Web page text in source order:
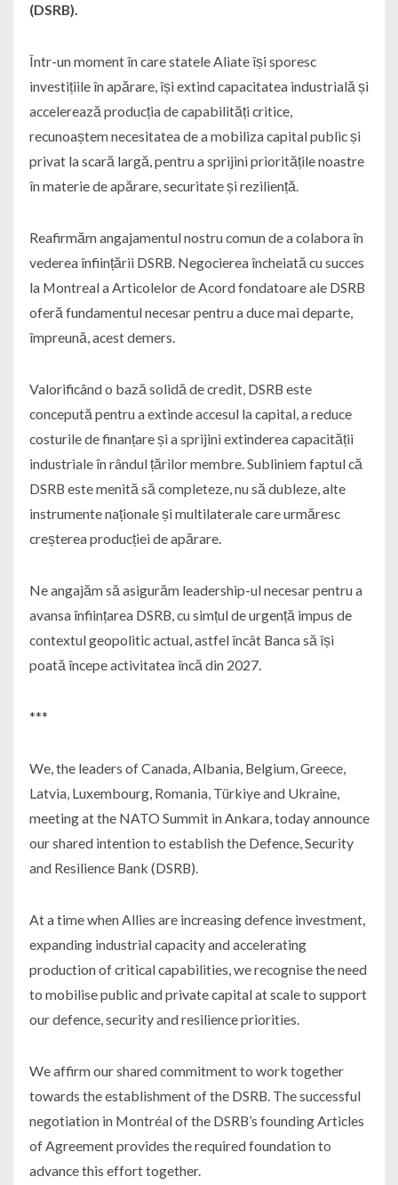
(DSRB).
Într-un moment în care statele Aliate își sporesc
investițiile în apărare, își extind capacitatea industrială și
accelerează producția de capabilități critice,
recunoaștem necesitatea de a mobiliza capital public și
privat la scară largă, pentru a sprijini prioritățile noastre
în materie de apărare, securitate și reziliență.
Reafirmăm angajamentul nostru comun de a colabora în
vederea înființării DSRB. Negocierea încheiată cu succes
la Montreal a Articolelor de Acord fondatoare ale DSRB
oferă fundamentul necesar pentru a duce mai departe,
împreună, acest demers.
Valorificând o bază solidă de credit, DSRB este
concepută pentru a extinde accesul la capital, a reduce
costurile de finanțare și a sprijini extinderea capacității
industriale în rândul țărilor membre. Subliniem faptul că
DSRB este menită să completeze, nu să dubleze, alte
instrumente naționale și multilaterale care urmăresc
creșterea producției de apărare.
Ne angajăm să asigurăm leadership-ul necesar pentru a
avansa înființarea DSRB, cu simțul de urgență impus de
contextul geopolitic actual, astfel încât Banca să își
poată începe activitatea încă din 2027.
***
We, the leaders of Canada, Albania, Belgium, Greece,
Latvia, Luxembourg, Romania, Türkiye and Ukraine,
meeting at the NATO Summit in Ankara, today announce
our shared intention to establish the Defence, Security
and Resilience Bank (DSRB).
At a time when Allies are increasing defence investment,
expanding industrial capacity and accelerating
production of critical capabilities, we recognise the need
to mobilise public and private capital at scale to support
our defence, security and resilience priorities.
We affirm our shared commitment to work together
towards the establishment of the DSRB. The successful
negotiation in Montréal of the DSRB’s founding Articles
of Agreement provides the required foundation to
advance this effort together.